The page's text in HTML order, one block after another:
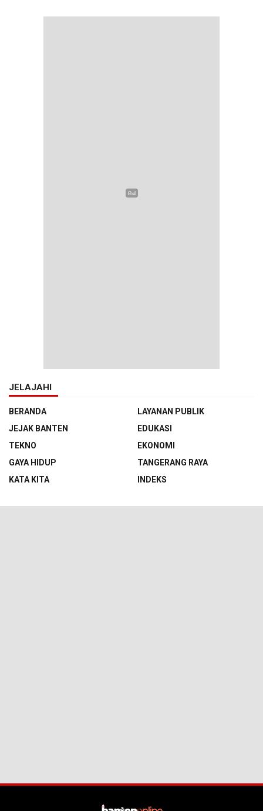
JELAJAHI
BERANDA
LAYANAN PUBLIK
JEJAK BANTEN
EDUKASI
TEKNO
EKONOMI
GAYA HIDUP
TANGERANG RAYA
KATA KITA
INDEKS